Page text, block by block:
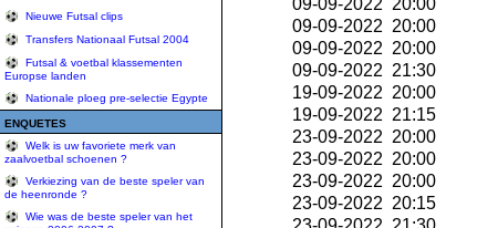
Nieuwe Futsal clips
Transfers Nationaal Futsal 2004
Futsal & voetbal klassementen
Europse landen
Nationale ploeg pre-selectie Egypte
ENQUETES
Welk is uw favoriete merk van
zaalvoetbal schoenen ?
Verkiezing van de beste speler van
de heenronde ?
Wie was de beste speler van het
09-09-2022 20:00
09-09-2022 20:00
09-09-2022 20:00
09-09-2022 21:30
19-09-2022 20:00
19-09-2022 21:15
23-09-2022 20:00
23-09-2022 20:00
23-09-2022 20:00
23-09-2022 20:15